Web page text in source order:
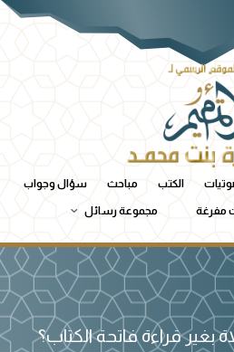
الكتب مباحث سؤال وجواب
مفرغة مجموعة رسائل
قراءة فاتحة الكتاب؟